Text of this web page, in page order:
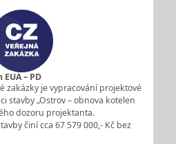
– PD
zakázky je vypracování projektové
stavby „Ostrov – obnova kotelen
dozoru projektanta.
činí cca 67 579 000,- Kč bez